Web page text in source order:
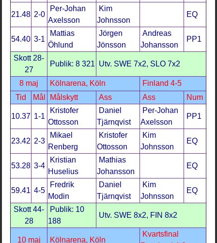
21.48 2-0
Per-Johan
Axelsson
Kim
Johnsson
EQ
54.40 3-1
Mattias
Öhlund
Jörgen
Jönsson
Andreas
Johansson
PP1
Skott 28-
27
Publik: 8 321 Utv. SWE 7x2, SLO 7x2
8 maj Kölnarena, Köln
Finland 4-5
Tid
Mål Målskytt Ass Ass Num
10.37 1-1
Kristofer
Ottosson
Daniel
Tjärnqvist
Per-Johan
Axelsson
PP1
23.42 2-3
Mikael
Renberg
Kristofer
Ottosson
Kim
Johnsson
EQ
53.28 3-4
Kristian
Huselius
Mathias
Johansson
EQ
59.41 4-5
Fredrik
Modin
Daniel
Tjärnqvist
Kim
Johnsson
EQ
Skott 44-
28
Publik: 10
188
Utv. SWE 8x2, FIN 8x2
10 maj Kölnarena, Köln
Kvartsfinal